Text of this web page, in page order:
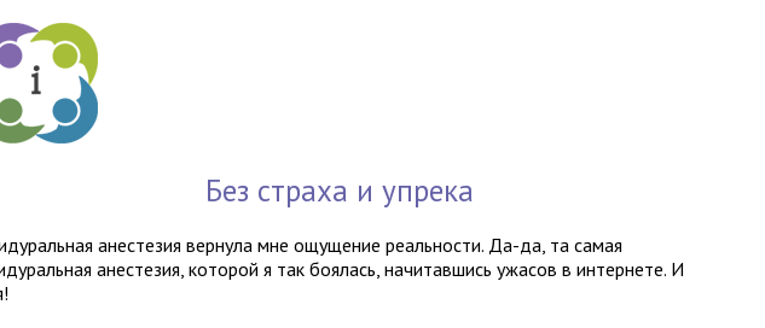
Без страха и упрека
анестезия вернула мне ощущение реальности. Да-да, та самая
анестезия, которой я так боялась, начитавшись ужасов в интернете. И